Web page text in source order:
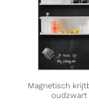
Magnetisch
oudzwart